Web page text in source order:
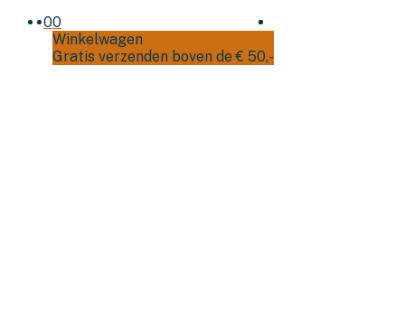
00
Winkelwagen
Gratis verzenden boven de € 50,-